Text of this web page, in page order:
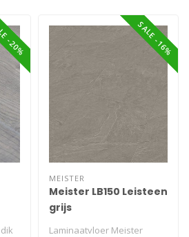
-20% SALE -16%
MEISTER
Meister LB150 Leisteen
grijs
Laminaatvloer Meister